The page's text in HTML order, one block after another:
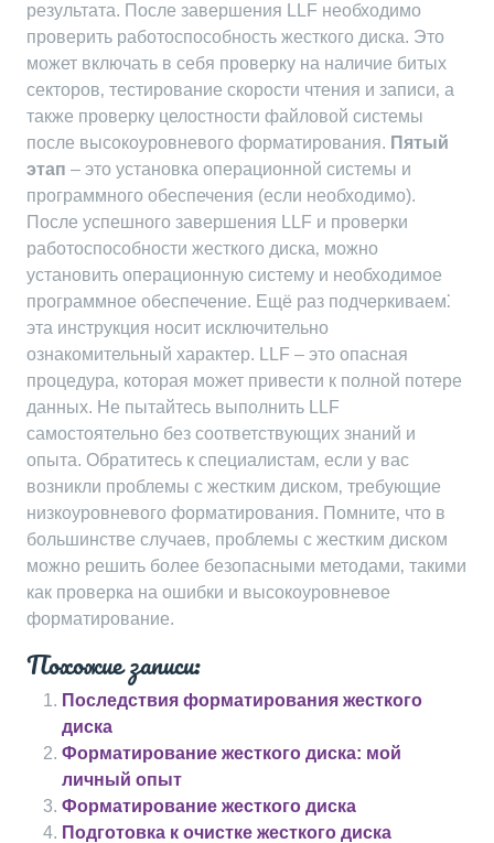
результата. После завершения LLF необходимо
проверить работоспособность жесткого диска. Это
может включать в себя проверку на наличие битых
секторов‚ тестирование скорости чтения и записи‚ а
также проверку целостности файловой системы
после высокоуровневого форматирования. Пятый
этап – это установка операционной системы и
программного обеспечения (если необходимо).
После успешного завершения LLF и проверки
работоспособности жесткого диска‚ можно
установить операционную систему и необходимое
программное обеспечение. Ещё раз подчеркиваем⁚
эта инструкция носит исключительно
ознакомительный характер. LLF – это опасная
процедура‚ которая может привести к полной потере
данных. Не пытайтесь выполнить LLF
самостоятельно без соответствующих знаний и
опыта. Обратитесь к специалистам‚ если у вас
возникли проблемы с жестким диском‚ требующие
низкоуровневого форматирования. Помните‚ что в
большинстве случаев‚ проблемы с жестким диском
можно решить более безопасными методами‚ такими
как проверка на ошибки и высокоуровневое
форматирование.
Похожие записи:
Последствия форматирования жесткого
диска
Форматирование жесткого диска: мой
личный опыт
Форматирование жесткого диска
Подготовка к очистке жесткого диска